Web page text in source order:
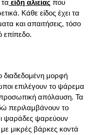
είδη αλιείας που
Κάθε είδος έχει τα
και απαιτήσεις, τόσο
επίπεδο.
διαδεδομένη μορφή
επιλέγουν το ψάρεμα
απόλαυση. Τα
περιλαμβάνουν το
ψαράδες ψαρεύουν
μικρές βάρκες κοντά